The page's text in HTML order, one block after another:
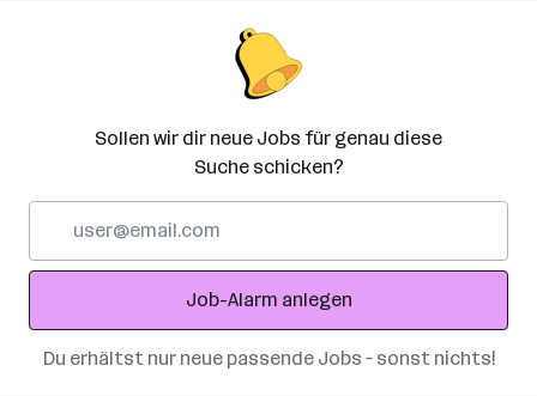
Sollen wir dir neue Jobs für genau diese
Suche schicken?
Adresse
Job-Alarm anlegen
Du erhältst nur neue passende Jobs – sonst nichts!